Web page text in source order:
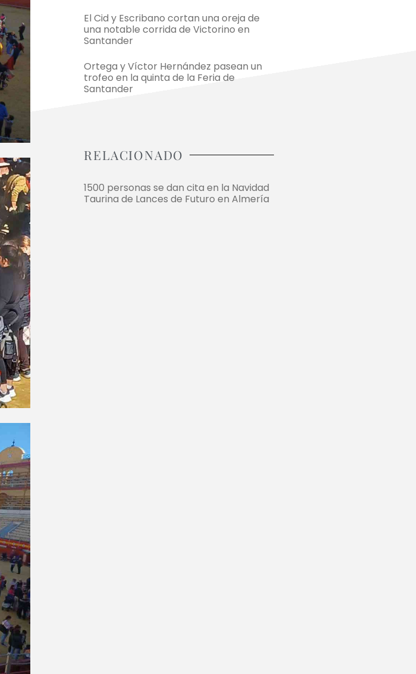
El Cid y Escribano cortan una oreja de
una notable corrida de Victorino en
Santander
Ortega y Víctor Hernández pasean un
trofeo en la quinta de la Feria de
Santander
RELACIONADO
1500 personas se dan cita en la Navidad
Taurina de Lances de Futuro en Almería